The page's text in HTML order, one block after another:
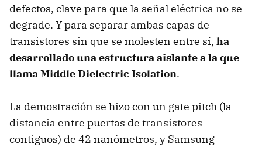
defectos, clave para que la señal eléctrica no se
degrade. Y para separar ambas capas de
transistores sin que se molesten entre sí, ha
desarrollado una estructura aislante a la que
llama Middle Dielectric Isolation.
La demostración se hizo con un gate pitch (la
distancia entre puertas de transistores
contiguos) de 42 nanómetros, y Samsung